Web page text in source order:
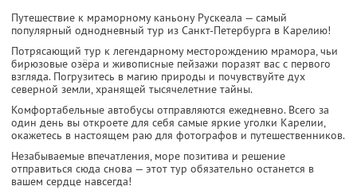
Путешествие к мраморному каньону Рускеала — самый
популярный однодневный тур из Санкт-Петербурга в Карелию!
Потрясающий тур к легендарному месторождению мрамора, чьи
бирюзовые озёра и живописные пейзажи поразят вас с первого
взгляда. Погрузитесь в магию природы и почувствуйте дух
северной земли, хранящей тысячелетние тайны.
Комфортабельные автобусы отправляются ежедневно. Всего за
один день вы откроете для себя самые яркие уголки Карелии,
окажетесь в настоящем раю для фотографов и путешественников.
Незабываемые впечатления, море позитива и решение
отправиться сюда снова — этот тур обязательно останется в
вашем сердце навсегда!